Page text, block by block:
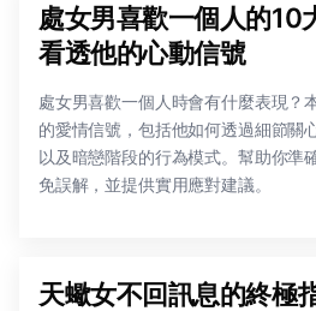
處女男喜歡一個人的10
看透他的心動信號
處女男喜歡一個人時會有什麼表現？
的愛情信號，包括他如何透過細節關
以及暗戀階段的行為模式。幫助你準
免誤解，並提供實用應對建議。
天蠍女不回訊息的終極